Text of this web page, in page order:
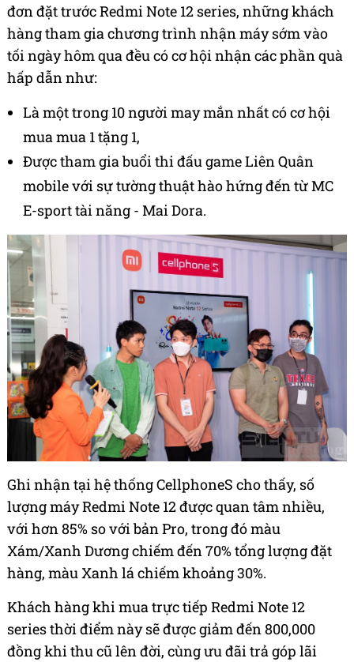
đơn đặt trước Redmi Note 12 series, những khách
hàng tham gia chương trình nhận máy sớm vào
tối ngày hôm qua đều có cơ hội nhận các phần quà
hấp dẫn như:
Là một trong 10 người may mắn nhất có cơ hội
mua mua 1 tặng 1,
Được tham gia buổi thi đấu game Liên Quân
mobile với sự tường thuật hào hứng đến từ MC
E-sport tài năng - Mai Dora.
Ghi nhận tại hệ thống CellphoneS cho thấy, số
lượng máy Redmi Note 12 được quan tâm nhiều,
với hơn 85% so với bản Pro, trong đó màu
Xám/Xanh Dương chiếm đến 70% tổng lượng đặt
hàng, màu Xanh lá chiếm khoảng 30%.
Khách hàng khi mua trực tiếp Redmi Note 12
series thời điểm này sẽ được giảm đến 800,000
đồng khi thu cũ lên đời, cùng ưu đãi trả góp lãi